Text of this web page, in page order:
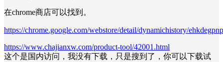
在chrome商店可以找到。
https://chrome.google.com/webstore/detail/dynamichistory/
https://www.chajianxw.com/product-tool/42001.html
这个是国内访问，我没有下载，只是搜到了，你可以下载试